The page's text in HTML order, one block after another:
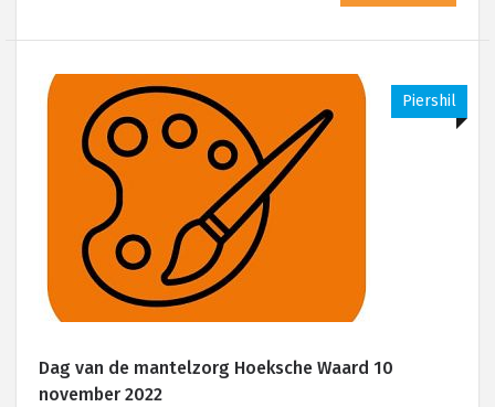
Piershil
Dag van de mantelzorg Hoeksche Waard 10
november 2022